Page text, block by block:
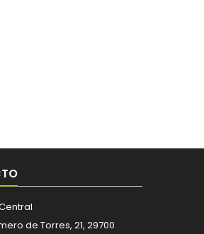
de Torres, 21, 29700